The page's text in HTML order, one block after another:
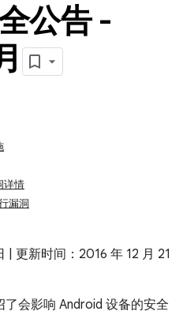
公告 -
详情
漏洞
| 更新时间：2016 年 12 月 21
会影响 Android 设备的安全